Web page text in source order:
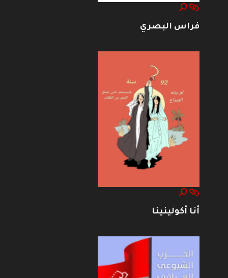
فراس البصري
أنا أكولينينا